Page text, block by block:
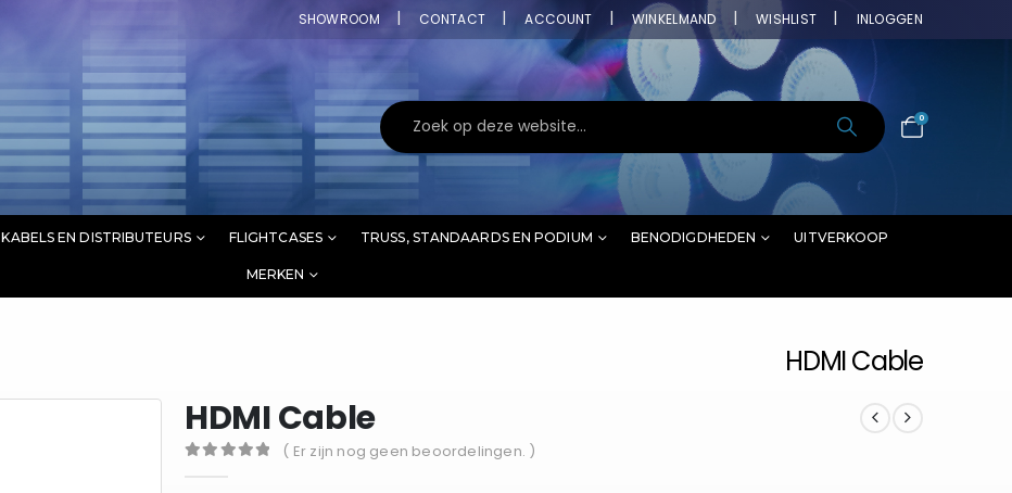
SHOWROOM CONTACT ACCOUNT WINKELMAND WISHLIST INLOGGEN
0
KABELS EN DISTRIBUTEURS FLIGHTCASES TRUSS, STANDAARDS EN PODIUM BENODIGDHEDEN UITVERKOOP
MERKEN
HDMI Cable
HDMI Cable
( Er zijn nog geen beoordelingen. )